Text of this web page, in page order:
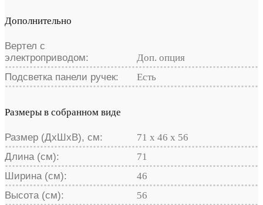
Дополнительно
Вертел с
электроприводом:
Доп. опция
Подсветка панели ручек:
Есть
Размеры в собранном виде
Размер (ДхШхВ), см:
71 x 46 x 56
Длина (см):
71
Ширина (см):
46
Высота (см):
56